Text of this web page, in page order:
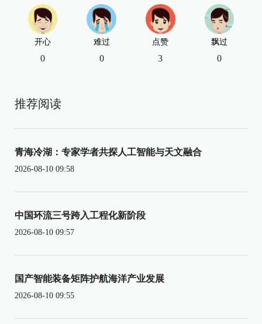
开心
0
难过
0
点赞
3
飘过
0
推荐阅读
青海冷湖：专家学者共探人工智能与天文融合
2026-08-10 09:58
中国环流三号跨入工程化新阶段
2026-08-10 09:57
国产智能装备矩阵护航海洋产业发展
2026-08-10 09:55